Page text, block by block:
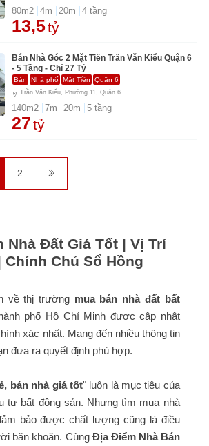
80m2 4m 20m 4 tầng
13,5tỷ
Bán Nhà Góc 2 Mặt Tiền Trần Văn Kiểu Quận 6
- 5 Tầng - Chỉ 27 Tỷ
Bán Nhà phố Mặt Tiền Quận 6
Trần Văn Kiểu, Phường.11, Quận 6
140m2 7m 20m 5 tầng
27tỷ
2
Nhà Đất Giá Tốt | Vị Trí
Chính Chủ Sổ Hồng
về thị trường mua bán nhà đất bất
phố Hồ Chí Minh được cập nhật
xác nhất. Mang đến nhiều thông tin
đưa ra quyết định phù hợp.
bán nhà giá tốt" luôn là mục tiêu của
tư bất động sản. Nhưng tìm mua nhà
bảo được chất lượng cũng là điều
băn khoăn. Cùng Địa Điểm Nhà Bán